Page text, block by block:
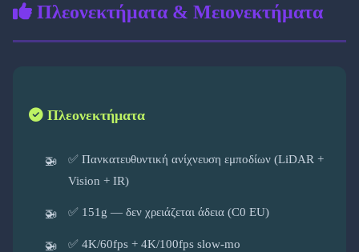
Πλεονεκτήματα & Μειονεκτήματα
Πλεονεκτήματα
✅ Πανκατευθυντική ανίχνευση εμποδίων (LiDAR +
Vision + IR)
✅ 151g — δεν χρειάζεται άδεια (C0 EU)
✅ 4K/60fps + 4K/100fps slow-mo